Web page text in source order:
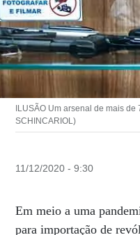
ILUSÃO Um arsenal de mais
SCHINCARIOL)
11/12/2020 - 9:30
Em meio a uma
para importação de